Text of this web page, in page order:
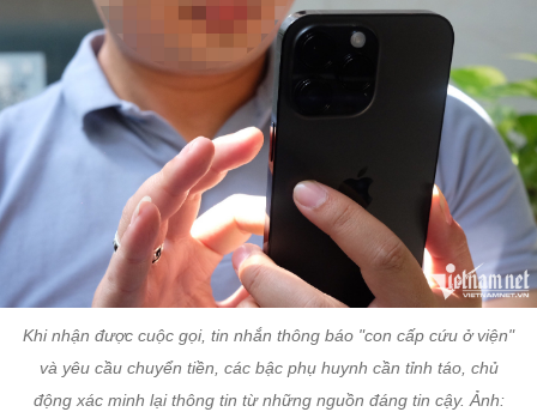
Khi nhận được cuộc gọi, tin nhắn thông báo "con cấp cứu ở viện"
và yêu cầu chuyển tiền, các bậc phụ huynh cần tỉnh táo, chủ
động xác minh lại thông tin từ những nguồn đáng tin cậy. Ảnh: